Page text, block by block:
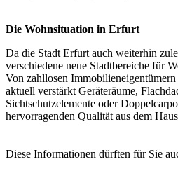
Die Wohnsituation in Erfurt
Da die Stadt Erfurt auch weiterhin
verschiedene neue Stadtbereiche für
Von zahllosen
aktuell verstärkt Geräteräume,
Sichtschutzelemente oder
hervorragenden Qualität aus dem
Diese Informationen dürften für Sie